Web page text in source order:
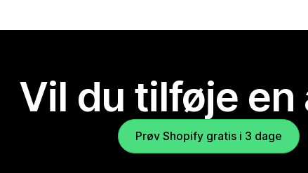
Vil du tilføje en
Prøv Shopify gratis i 3 dage